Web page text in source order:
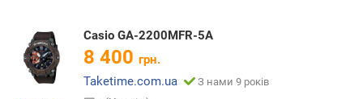
Casio GA-2200MFR-5A
8 400 грн.
Taketime.com.ua
З нами 9 років